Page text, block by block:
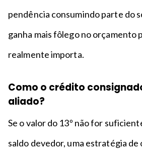
pendência consumindo parte do
ganha mais fôlego no orçamento
realmente importa.
Como o crédito
aliado?
Se o valor do 13º não for
saldo devedor, uma estratégia de